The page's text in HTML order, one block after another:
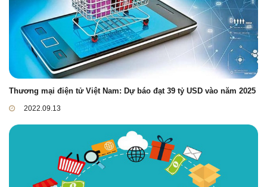
Thương mại điện tử Việt Nam: Dự báo đạt 39 tỷ USD vào năm 2025
2022.09.13